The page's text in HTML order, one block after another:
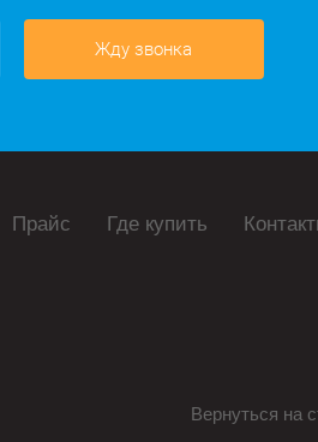
Жду звонка
Прайс Где купить
Вернуться на